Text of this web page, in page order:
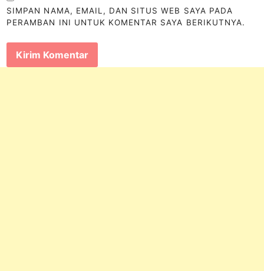
SIMPAN NAMA, EMAIL, DAN SITUS WEB SAYA PADA
PERAMBAN INI UNTUK KOMENTAR SAYA BERIKUTNYA.